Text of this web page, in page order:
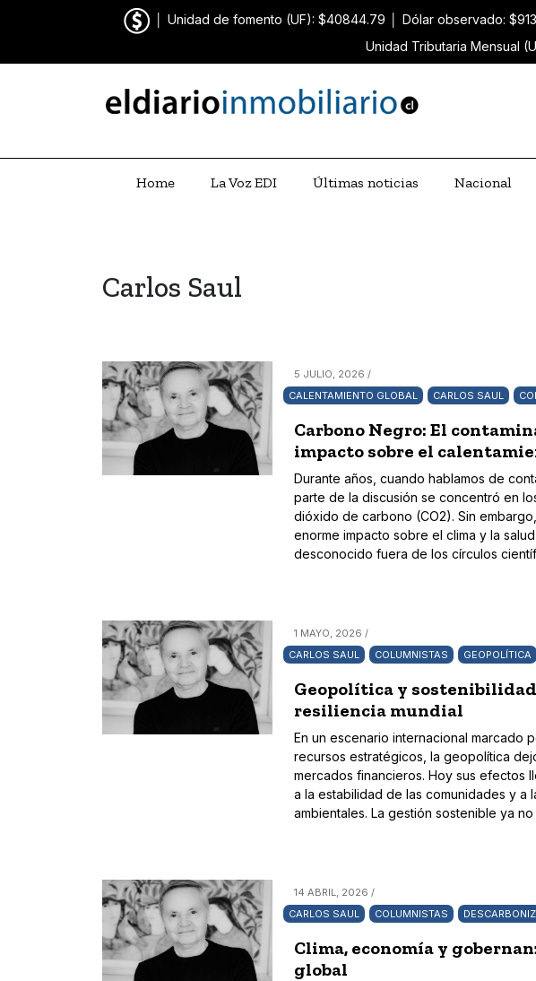
Unidad de fomento (UF): $40844.79 Dólar observado:
Unidad Tributaria Mensual
Home La Voz EDI Últimas noticias Nacional
Carlos Saul
5 JULIO, 2026 /
CALENTAMIENTO GLOBAL
CARLOS SAUL
Carbono Negro: El
impacto sobre el
Durante años, cuando hablamos de
parte de la discusión se concentró en
dióxido de carbono (CO2). Sin
enorme impacto sobre el clima y la
desconocido fuera de los círculos
1 MAYO, 2026 /
CARLOS SAUL
COLUMNISTAS GEOPOLÍTICA
Geopolítica y
resiliencia mundial
En un escenario internacional marcado
recursos estratégicos, la geopolítica
mercados financieros. Hoy sus efectos
a la estabilidad de las comunidades y a
ambientales. La gestión sostenible ya
14 ABRIL, 2026 /
CARLOS SAUL
COLUMNISTAS
Clima, economía y
global